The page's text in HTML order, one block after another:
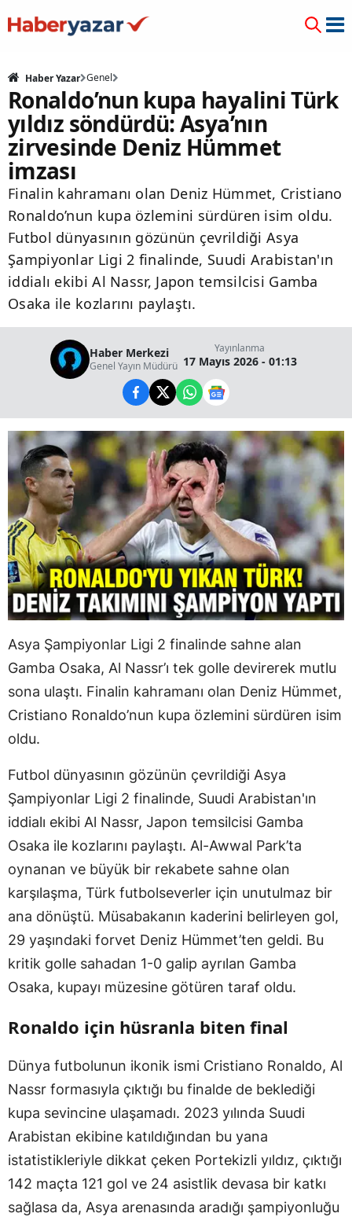
Haber Yazar Genel
Ronaldo’nun kupa hayalini Türk
yıldız söndürdü: Asya’nın
zirvesinde Deniz Hümmet
imzası
Finalin kahramanı olan Deniz Hümmet, Cristiano
Ronaldo’nun kupa özlemini sürdüren isim oldu.
Futbol dünyasının gözünün çevrildiği Asya
Şampiyonlar Ligi 2 finalinde, Suudi Arabistan'ın
iddialı ekibi Al Nassr, Japon temsilcisi Gamba
Osaka ile kozlarını paylaştı.
Haber Merkezi
Genel Yayın Müdürü
Yayınlanma
17 Mayıs 2026 - 01:13
Asya Şampiyonlar Ligi 2 finalinde sahne alan
Gamba Osaka, Al Nassr’ı tek golle devirerek mutlu
sona ulaştı. Finalin kahramanı olan Deniz Hümmet,
Cristiano Ronaldo’nun kupa özlemini sürdüren isim
oldu.
Futbol dünyasının gözünün çevrildiği Asya
Şampiyonlar Ligi 2 finalinde, Suudi Arabistan'ın
iddialı ekibi Al Nassr, Japon temsilcisi Gamba
Osaka ile kozlarını paylaştı. Al-Awwal Park’ta
oynanan ve büyük bir rekabete sahne olan
karşılaşma, Türk futbolseverler için unutulmaz bir
ana dönüştü. Müsabakanın kaderini belirleyen gol,
29 yaşındaki forvet Deniz Hümmet’ten geldi. Bu
kritik golle sahadan 1-0 galip ayrılan Gamba
Osaka, kupayı müzesine götüren taraf oldu.
Ronaldo için hüsranla biten final
Dünya futbolunun ikonik ismi Cristiano Ronaldo, Al
Nassr formasıyla çıktığı bu finalde de beklediği
kupa sevincine ulaşamadı. 2023 yılında Suudi
Arabistan ekibine katıldığından bu yana
istatistikleriyle dikkat çeken Portekizli yıldız, çıktığı
142 maçta 121 gol ve 24 asistlik devasa bir katkı
sağlasa da, Asya arenasında aradığı şampiyonluğu